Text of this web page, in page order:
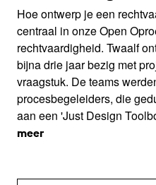
Hoe ontwerp je een
centraal in onze Open
rechtvaardigheid. Twaalf
bijna drie jaar bezig met
vraagstuk. De teams
procesbegeleiders, die
aan een 'Just Design
meer